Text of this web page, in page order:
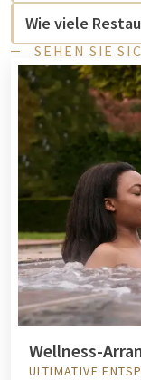
Wie viele
SEHEN SIE
Wellness-
ULTIMATIVE